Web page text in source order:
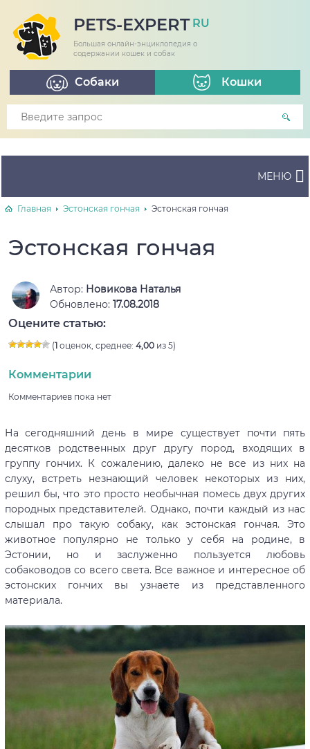
PETS-EXPERT RU
Большая онлайн-энциклопедия о
содержании кошек и собак
Собаки Кошки
МЕНЮ
Главная Эстонская гончая Эстонская гончая
Эстонская гончая
Автор: Новикова Наталья
Обновлено: 17.08.2018
Оцените статью:
(1оценок, среднее: 4,00из 5)
Комментарии
Комментариев пока нет
На сегодняшний день в мире существует почти пять
десятков родственных друг другу пород, входящих в
группу гончих. К сожалению, далеко не все из них на
слуху, встреть незнающий человек некоторых из них,
решил бы, что это просто необычная помесь двух других
породных представителей. Однако, почти каждый из нас
слышал про такую собаку, как эстонская гончая. Это
животное популярно не только у себя на родине, в
Эстонии, но и заслуженно пользуется любовь
собаководов со всего света. Все важное и интересное об
эстонских гончих вы узнаете из представленного
материала.